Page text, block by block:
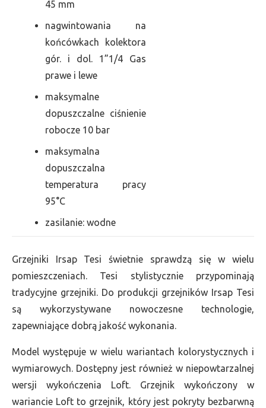
45 mm
nagwintowania na
końcówkach kolektora
gór. i dol. 1”1/4 Gas
prawe i lewe
maksymalne
dopuszczalne ciśnienie
robocze 10 bar
maksymalna
dopuszczalna
temperatura pracy
95°C
zasilanie: wodne
Grzejniki Irsap Tesi świetnie sprawdzą się w wielu
pomieszczeniach. Tesi stylistycznie przypominają
tradycyjne grzejniki. Do produkcji grzejników Irsap Tesi
są wykorzystywane nowoczesne technologie,
zapewniające dobrą jakość wykonania.
Model występuje w wielu wariantach kolorystycznych i
wymiarowych. Dostępny jest również w niepowtarzalnej
wersji wykończenia Loft. Grzejnik wykończony w
wariancie Loft to grzejnik, który jest pokryty bezbarwną